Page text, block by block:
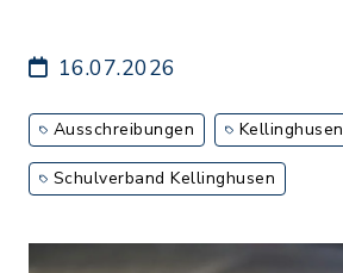
16.07.2026
Ausschreibungen Kellinghusen
Schulverband Kellinghusen